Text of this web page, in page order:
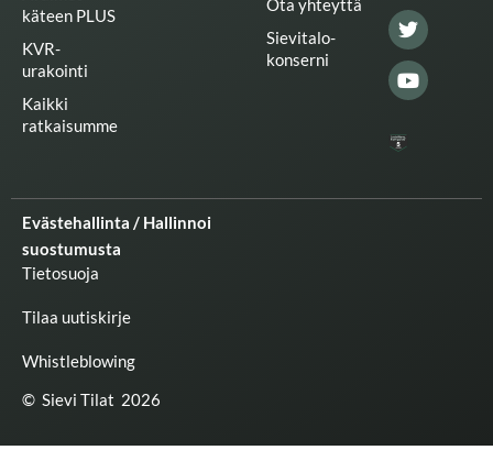
käteen PLUS
KVR-
urakointi
Kaikki
ratkaisumme
Ota yhteyttä
Sievitalo-
konserni
n
k
a
m
Evästehallinta / Hallinnoi
suostumusta
Tietosuoja
Tilaa uutiskirje
Whistleblowing
© Sievi Tilat 2026